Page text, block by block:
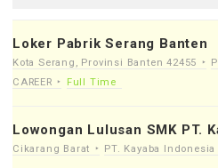
Loker Pabrik Serang Banten
Kota Serang, Provinsi Banten 42455
CAREER
Full Time
Lowongan Lulusan SMK PT.
Cikarang Barat PT. Kayaba Indonesia